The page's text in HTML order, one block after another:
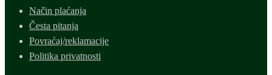
Način plaćanja
Česta pitanja
Povraćaj/reklamacije
Politika privatnosti